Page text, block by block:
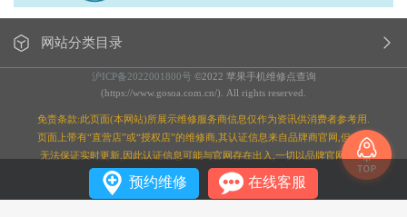
网站分类目录
沪ICP备2022001800号 ©2022 苹果手机维修点查询
(https://www.gosoa.com.cn/). All rights reserved.
免责条款:此页面(本网站)所展示维修服务商信息仅作为资讯供消费者参考用.
页面上带有“直营店”或“授权店”的维修商,其认证信息来自品牌商官网,但本站
无法保证实时更新,因此认证信息可能与官网存在出入,一切以品牌官网为准;
预约维修 在线客服